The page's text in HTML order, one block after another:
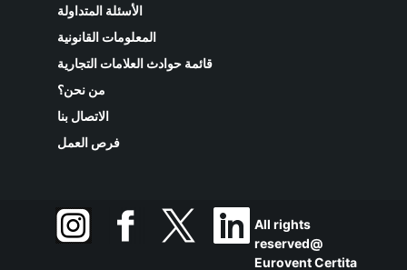
الأسئلة المتداولة
المعلومات القانونية
قائمة حوادث العلامات التجارية
من نحن؟
الاتصال بنا
فرص العمل
All rights
reserved@
Eurovent Certita